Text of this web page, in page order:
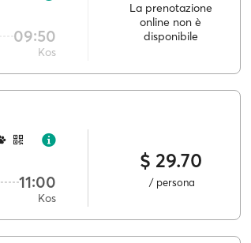
09:50
Kos
La prenotazione
online non è
disponibile
11:00
Kos
$ 29.70
/ persona